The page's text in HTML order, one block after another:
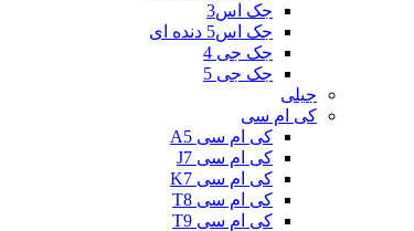
جک اس3
جک اس5 دنده ای
جک جی 4
جک جی 5
جیلی
کی ام سی
کی ام سی A5
کی ام سی J7
کی ام سی K7
کی ام سی T8
کی ام سی T9